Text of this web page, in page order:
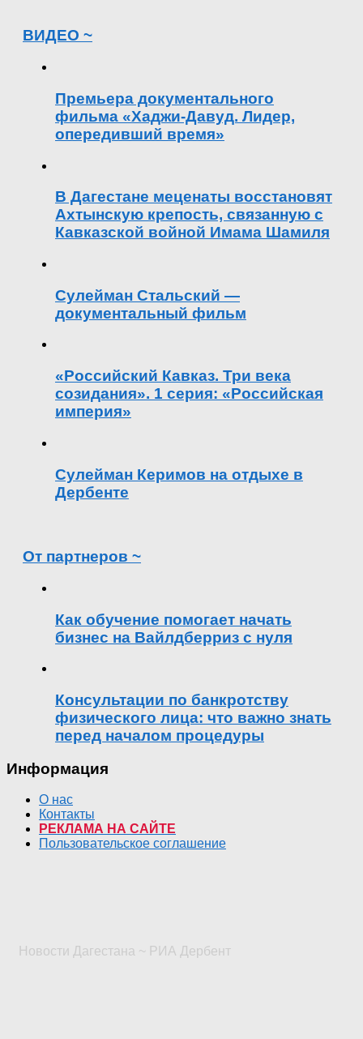
ВИДЕО ~
Премьера документального
фильма «Хаджи-Давуд. Лидер,
опередивший время»
В Дагестане меценаты восстановят
Ахтынскую крепость, связанную с
Кавказской войной Имама Шамиля
Сулейман Стальский —
документальный фильм
«Российский Кавказ. Три века
созидания». 1 серия: «Российская
империя»
Сулейман Керимов на отдыхе в
Дербенте
От партнеров ~
Как обучение помогает начать
бизнес на Вайлдберриз с нуля
Консультации по банкротству
физического лица: что важно знать
перед началом процедуры
Информация
О нас
Контакты
РЕКЛАМА НА САЙТЕ
Пользовательское соглашение
Новости Дагестана ~ РИА Дербент